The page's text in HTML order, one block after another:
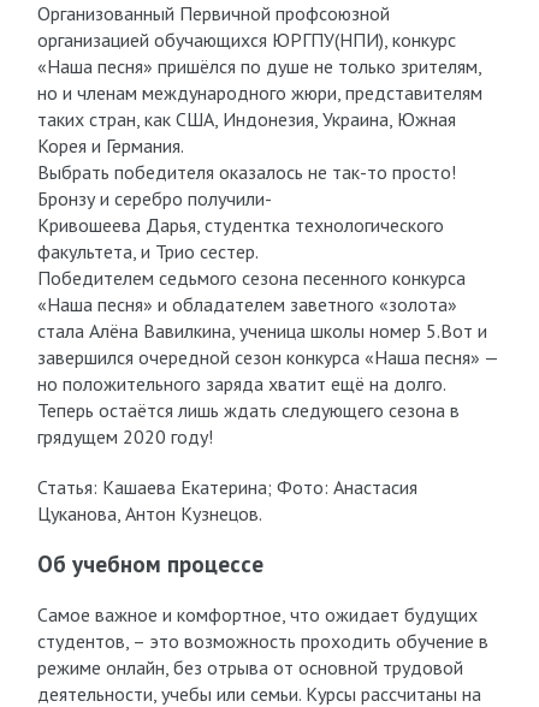
Организованный Первичной профсоюзной
организацией обучающихся ЮРГПУ(НПИ), конкурс
«Наша песня» пришёлся по душе не только зрителям,
но и членам международного жюри, представителям
таких стран, как США, Индонезия, Украина, Южная
Корея и Германия.
Выбрать победителя оказалось не так-то просто!
Бронзу и серебро получили-
Кривошеева Дарья, студентка технологического
факультета, и Трио сестер.
Победителем седьмого сезона песенного конкурса
«Наша песня» и обладателем заветного «золота»
стала Алёна Вавилкина, ученица школы номер 5.Вот и
завершился очередной сезон конкурса «Наша песня» —
но положительного заряда хватит ещё на долго.
Теперь остаётся лишь ждать следующего сезона в
грядущем 2020 году!
Статья: Кашаева Екатерина; Фото: Анастасия
Цуканова, Антон Кузнецов.
Об учебном процессе
Самое важное и комфортное, что ожидает будущих
студентов, – это возможность проходить обучение в
режиме онлайн, без отрыва от основной трудовой
деятельности, учебы или семьи. Курсы рассчитаны на